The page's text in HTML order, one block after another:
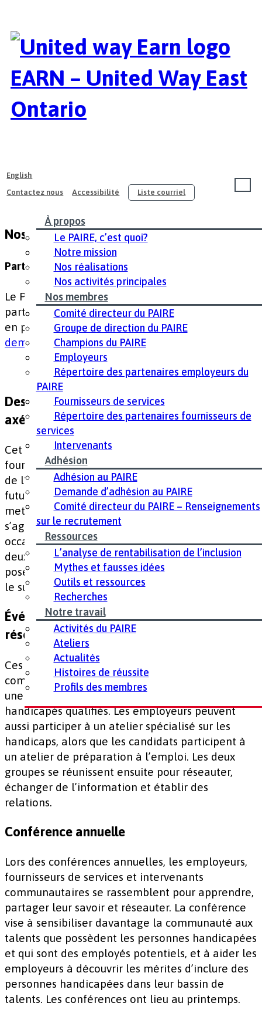
EARN – United Way East
Ontario
English
Contactez nous
Accessibilité Liste courriel
À propos
Le PAIRE, c’est quoi?
Notre mission
Nos réalisations
Nos activités principales
Nos membres
Comité directeur du PAIRE
Groupe de direction du PAIRE
Champions du PAIRE
Employeurs
Répertoire des partenaires employeurs du
PAIRE
Fournisseurs de services
Répertoire des partenaires fournisseurs de
services
Intervenants
Adhésion
Adhésion au PAIRE
Demande d’adhésion au PAIRE
Comité directeur du PAIRE – Renseignements
sur le recrutement
Ressources
L’analyse de rentabilisation de l’inclusion
Mythes et fausses idées
Outils et ressources
Recherches
Notre travail
Activités du PAIRE
Ateliers
Actualités
Histoires de réussite
Profils des membres
Nos activités principales
Participez
Le PAIRE cherche activement plus d’employeurs
partenaires pour agrandir son réseau! Apprenez-
en plus sur les façons de vousjoindre au PAIRE –
demande d’information
Des conférences téléphoniques mensuelles
axées sur les jumelages d’emplois
Cet appel offre aux employeurs et aux
fournisseurs de services la possibilité d’échanger
de l’information au sujet d’emplois actuels et/ou
futurs et pour les fournisseurs de services de
mettre en valeur des candidats potentiels. Il
s’agit en fait de jumeler des candidats et des
occasions d’emplois existantes et/ou futures. Les
deux parties peuvent également en profiter pour
poser des questions en matière d’emploi et faire
le suivi sur des occasions potentielles en suspens.
Événements d’apprentissage et de
réseautage
Ces événements favorisent la sensibilisation et la
communication, et fournissent aux employeurs
une occasion de rencontrer des candidats
handicapés qualifiés. Les employeurs peuvent
aussi participer à un atelier spécialisé sur les
handicaps, alors que les candidats participent à
un atelier de préparation à l’emploi. Les deux
groupes se réunissent ensuite pour réseauter,
échanger de l’information et établir des
relations.
Conférence annuelle
Lors des conférences annuelles, les employeurs,
fournisseurs de services et intervenants
communautaires se rassemblent pour apprendre,
partager leur savoir et réseauter. La conférence
vise à sensibiliser davantage la communauté aux
talents que possèdent les personnes handicapées
et qui sont des employés potentiels, et à aider les
employeurs à découvrir les mérites d’inclure des
personnes handicapées dans leur bassin de
talents. Les conférences ont lieu au printemps.